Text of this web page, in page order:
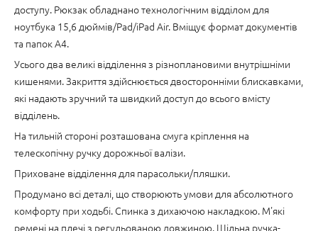
доступу. Рюкзак обладнано технологічним відділом для
ноутбука 15,6 дюймів/Pad/iPad Air. Вміщує формат документів
та папок А4.
Усього два великі відділення з різноплановими внутрішніми
кишенями. Закриття здійснюється двосторонніми блискавками,
які надають зручний та швидкий доступ до всього вмісту
відділень.
На тильній стороні розташована смуга кріплення на
телескопічну ручку дорожньої валізи.
Приховане відділення для парасольки/пляшки.
Продумано всі деталі, що створюють умови для абсолютного
комфорту при ходьбі. Спинка з дихаючою накладкою. М'які
ремені на плечі з регульованою довжиною. Щільна ручка-